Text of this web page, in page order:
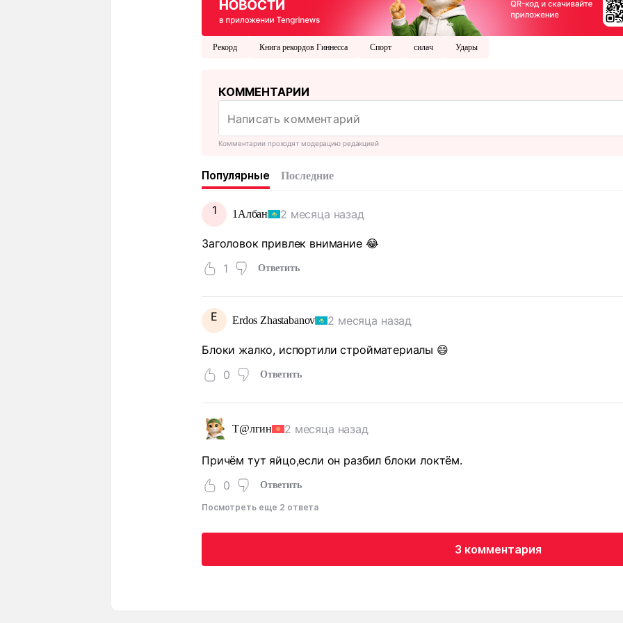
Рекорд Книга рекордов Гиннесса Спорт силач Удары
КОММЕНТАРИИ
Комментарии проходят модерацию редакцией
Популярные Последние
1 1Албан 2 месяца назад
Заголовок привлек внимание 😂
1
Ответить
E Erdos Zhastabanov 2 месяца назад
Блоки жалко, испортили стройматериалы 😄
0
Ответить
Т@лгин 2 месяца назад
Причём тут яйцо,если он разбил блоки локтём.
0
Ответить
Посмотреть еще 2 ответа
3 комментария